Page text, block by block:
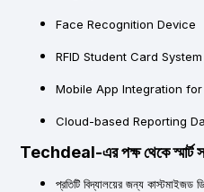
Face Recognition Device
RFID Student Card System
Mobile App Integration
Cloud-based Reporting
Techdeal-এর পক্ষ থেকে স্মার্ট
প্রতিটি বিদ্যালয়ের জন্য কাস্টমাইজড